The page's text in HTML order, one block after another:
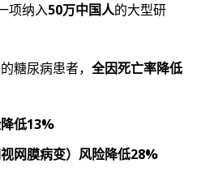
项纳入50万中国人的大型研
糖尿病患者， 全因死亡率降低
低13%
网膜病变）风险降低28%